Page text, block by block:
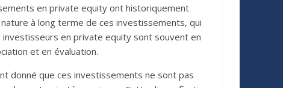
en private equity ont historiquement
à long terme de ces investissements, qui
en private equity sont souvent en
et en évaluation.
donné que ces investissements ne sont pas